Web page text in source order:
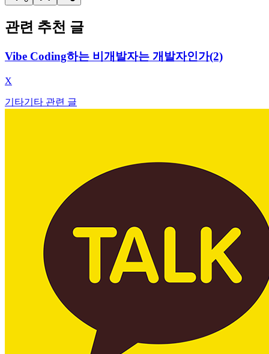
관련 추천 글
Vibe Coding하는 비개발자는 개발자인가(2)
X
기타기타 관련 글